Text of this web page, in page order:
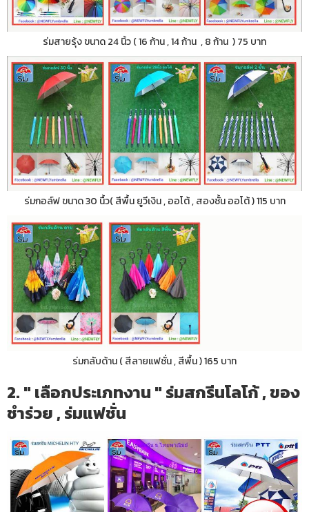
ร่มสายรุ้ง ขนาด 24 นิ้ว ( 16 ก้าน , 14 ก้าน , 8 ก้าน ) 75 บาท
ร่มกอล์ฟ ขนาด 30 นื้ว( สีพื้น ยูวีเงิน , ออโต้ , สองชั้น ออโต้ ) 115 บาท
ร่มกลับด้าน ( สีลายแฟชั่น , สีพื้น ) 165 บาท
2. " เลือกประเภทงาน " ร่มสกรีนโลโก้ , ของ
ชำร่วย , ร่มแฟชั่น